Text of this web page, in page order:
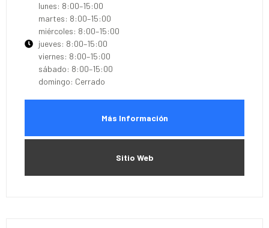
lunes: 8:00–15:00
martes: 8:00–15:00
miércoles: 8:00–15:00
jueves: 8:00–15:00
viernes: 8:00–15:00
sábado: 8:00–15:00
domingo: Cerrado
Más Información
Sitio Web